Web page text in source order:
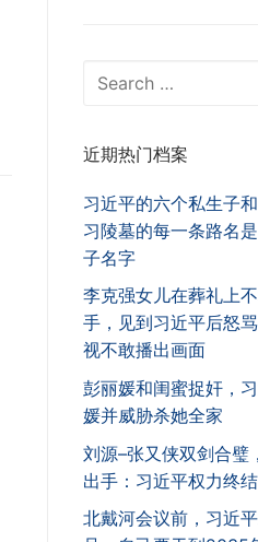
Search
近期热门档案
习近平的六个私生子
习陵墓的每一条路名
子名字
李克强女儿在葬礼上
手，见到习近平后怒
视不敢播出画面
彭丽媛和闺蜜捉奸，
媛并威胁杀她全家
刘源–张又侠双剑合璧
出手：习近平权力终结
北戴河会议前，习近